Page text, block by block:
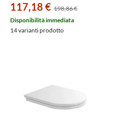
117,18 € 198,86 €
Disponibilità immediata
14 varianti prodotto